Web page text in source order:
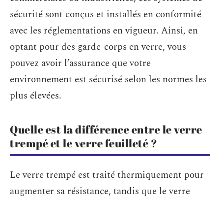
sécurité sont conçus et installés en conformité
avec les réglementations en vigueur. Ainsi, en
optant pour des garde-corps en verre, vous
pouvez avoir l’assurance que votre
environnement est sécurisé selon les normes les
plus élevées.
Quelle est la différence entre le verre
trempé et le verre feuilleté ?
Le verre trempé est traité thermiquement pour
augmenter sa résistance, tandis que le verre